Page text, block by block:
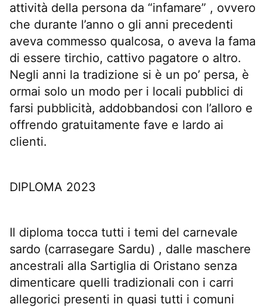
attività della persona da “infamare” , ovvero
che durante l’anno o gli anni precedenti
aveva commesso qualcosa, o aveva la fama
di essere tirchio, cattivo pagatore o altro.
Negli anni la tradizione si è un po’ persa, è
ormai solo un modo per i locali pubblici di
farsi pubblicità, addobbandosi con l’alloro e
offrendo gratuitamente fave e lardo ai
clienti.
DIPLOMA 2023
Il diploma tocca tutti i temi del carnevale
sardo (carrasegare Sardu) , dalle maschere
ancestrali alla Sartiglia di Oristano senza
dimenticare quelli tradizionali con i carri
allegorici presenti in quasi tutti i comuni